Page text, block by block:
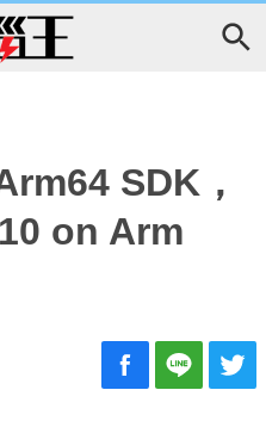
SDK，
on Arm